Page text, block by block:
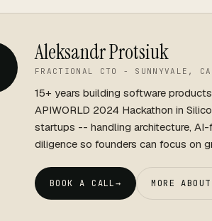
Aleksandr Protsiuk
FRACTIONAL CTO - SUNNYVALE, CA
15+ years building software
APIWORLD 2024 Hackathon in
startups -- handling architecture,
diligence so founders can focus on
BOOK A CALL→ MORE